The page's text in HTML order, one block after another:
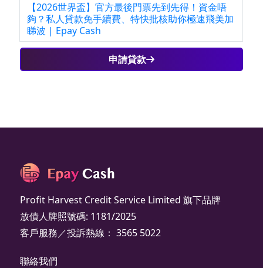
【2026世界盃】官方最後門票先到先得！資金唔
夠？私人貸款免手續費、特快批核助你極速飛美加
睇波 | Epay Cash
申請貸款
Profit Harvest Credit Service Limited 旗下品牌
放債人牌照號碼: 1181/2025
客戶服務／投訴熱線： 3565 5022
聯絡我們